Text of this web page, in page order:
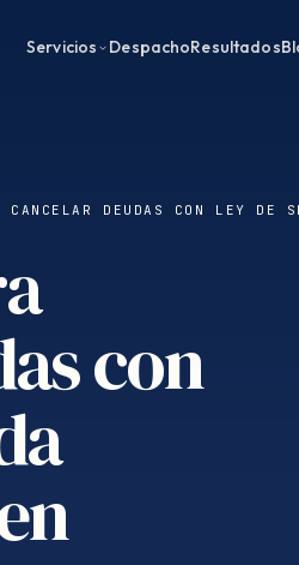
Servicios DespachoResultados
CANCELAR DEUDAS CON LEY DE
con